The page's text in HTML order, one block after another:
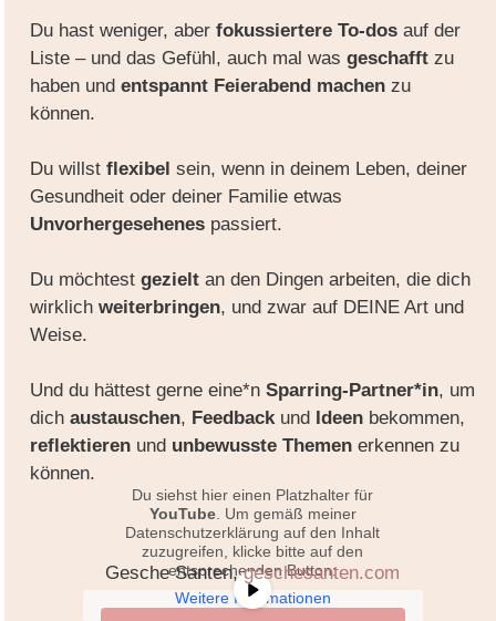
Du hast weniger, aber fokussiertere To-dosauf der
Liste – und das Gefühl, auch mal was geschafftzu
haben und entspannt Feierabend machenzu
können.
Du willst flexibel sein, wenn in deinem Leben, deiner
Gesundheit oder deiner Familie etwas
Unvorhergesehenespassiert.
Du möchtest gezieltan den Dingen arbeiten, die dich
wirklich weiterbringen, und zwar auf DEINE Art und
Weise.
Und du hättest gerne eine*n Sparring-Partner*in, um
dich austauschen, Feedbackund Ideenbekommen,
reflektierenund unbewusste Themenerkennen zu
können.
Du siehst hier einen Platzhalter für
YouTube. Um gemäß meiner
Datenschutzerklärung auf den Inhalt
zuzugreifen, klicke bitte auf den
entsprechenden Button:
Weitere Informationen
Gesche Santen,geschesanten.com